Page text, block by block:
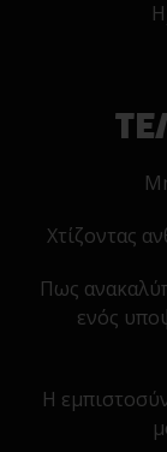
Χτίζοντας
Πως
ενός
Η